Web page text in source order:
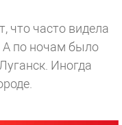
что часто видела
А по ночам было
Иногда